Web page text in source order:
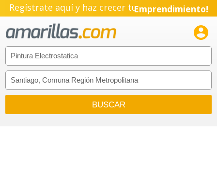
Regístrate aquí y haz crecer tuEmprendimiento!
